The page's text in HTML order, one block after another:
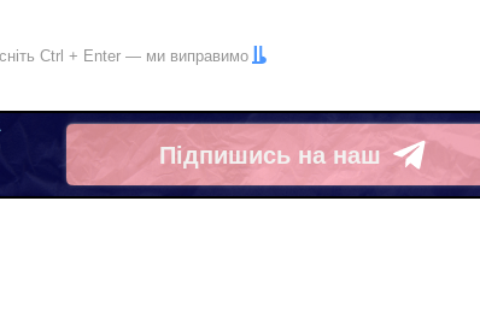
Ctrl + Enter — ми виправимо
Підпишись на наш
Telegram